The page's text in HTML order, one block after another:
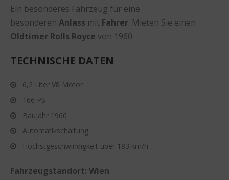
Ein besonderes Fahrzeug für eine
besonderen Anlass mit Fahrer. Mieten Sie einen
Oldtimer Rolls Royce von 1960.
TECHNISCHE DATEN
6,2 Liter V8 Motor
166 PS
Baujahr 1960
Automatikschaltung
Höchstgeschwindigkeit über 183 km/h
Fahrzeugstandort: Wien